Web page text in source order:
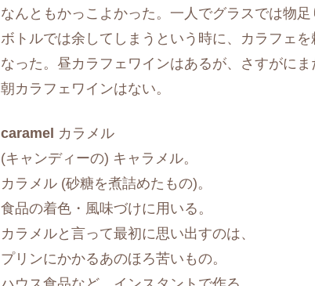
なんともかっこよかった。一人でグラスでは物足
ボトルでは余してしまうという時に、カラフェを
なった。昼カラフェワインはあるが、さすがにま
朝カラフェワインはない。
caramel カラメル
(キャンディーの) キャラメル。
カラメル (砂糖を煮詰めたもの)。
食品の着色・風味づけに用いる。
カラメルと言って最初に思い出すのは、
プリンにかかるあのほろ苦いもの。